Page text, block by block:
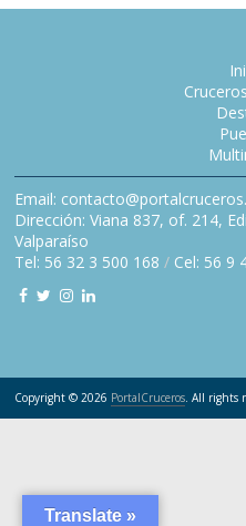
Email:
Dirección: Viana 837, of. 214,
Valparaíso
Tel: 56 32 3 500 168 / Cel: 56 9
Copyright © 2026 PortalCruceros. All rights
Translate »